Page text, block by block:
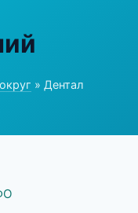
» Дентал